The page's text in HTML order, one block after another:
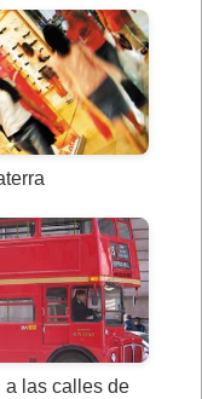
a las calles de